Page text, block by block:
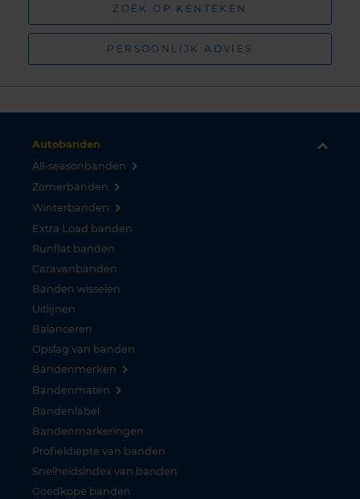
ZOEK OP KENTEKEN
PERSOONLIJK ADVIES
Autobanden
All-seasonbanden
Zomerbanden
Winterbanden
Extra Load banden
Runflat banden
Caravanbanden
Banden wisselen
Uitlijnen
Balanceren
Opslag van banden
Bandenmerken
Bandenmaten
Bandenlabel
Bandenmarkeringen
Profieldiepte van banden
Snelheidsindex van banden
Goedkope banden